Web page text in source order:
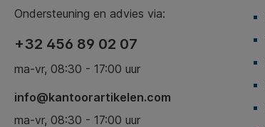
Ondersteuning en advies via:
+32 456 89 02 07
ma-vr, 08:30 - 17:00 uur
info@kantoorartikelen.com
ma-vr, 08:30 - 17:00 uur